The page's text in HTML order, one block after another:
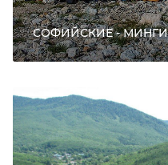
СОФИЙСКИЕ -